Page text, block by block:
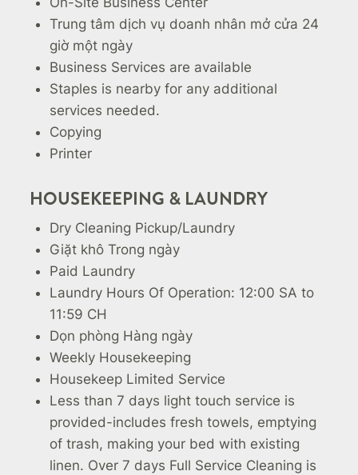
Trung tâm dịch vụ doanh nhân mở cửa 24
giờ một ngày
Business Services are available
Staples is nearby for any additional
services needed.
Copying
Printer
HOUSEKEEPING & LAUNDRY
Dry Cleaning Pickup/Laundry
Giặt khô Trong ngày
Paid Laundry
Laundry Hours Of Operation: 12:00 SA to
11:59 CH
Dọn phòng Hàng ngày
Weekly Housekeeping
Housekeep Limited Service
Less than 7 days light touch service is
provided-includes fresh towels, emptying
of trash, making your bed with existing
linen. Over 7 days Full Service Cleaning is